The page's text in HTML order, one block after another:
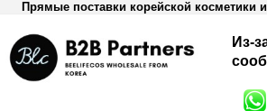
Прямые поставки корейской косметики
Из-